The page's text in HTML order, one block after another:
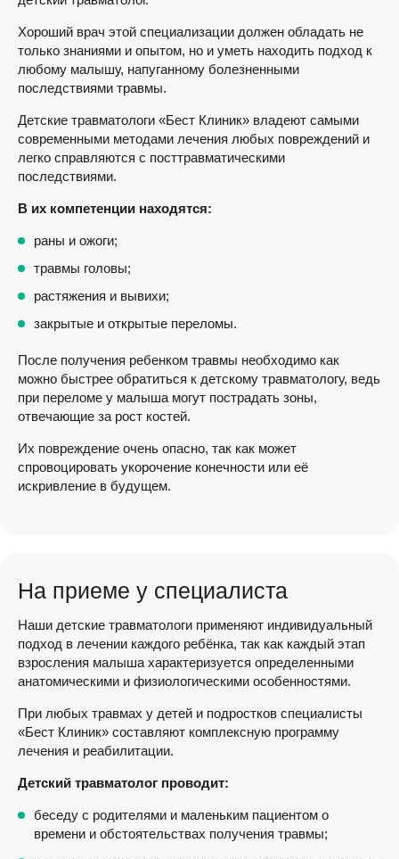
Хороший врач этой специализации должен обладать не
только знаниями и опытом, но и уметь находить подход к
любому малышу, напуганному болезненными
последствиями травмы.
Детские травматологи «Бест Клиник» владеют самыми
современными методами лечения любых повреждений и
легко справляются с посттравматическими
последствиями.
В их компетенции находятся:
раны и ожоги;
травмы головы;
растяжения и вывихи;
закрытые и открытые переломы.
После получения ребенком травмы необходимо как
можно быстрее обратиться к детскому травматологу, ведь
при переломе у малыша могут пострадать зоны,
отвечающие за рост костей.
Их повреждение очень опасно, так как может
спровоцировать укорочение конечности или её
искривление в будущем.
На приеме у специалиста
Наши детские травматологи применяют индивидуальный
подход в лечении каждого ребёнка, так как каждый этап
взросления малыша характеризуется определенными
анатомическими и физиологическими особенностями.
При любых травмах у детей и подростков специалисты
«Бест Клиник» составляют комплексную программу
лечения и реабилитации.
Детский травматолог проводит:
беседу с родителями и маленьким пациентом о
времени и обстоятельствах получения травмы;